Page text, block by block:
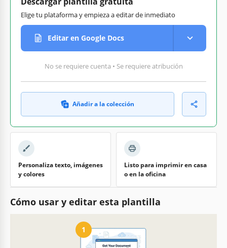
Elige tu plataforma y empieza a editar de inmediato
Editar en Google Docs
No se requiere cuenta • Se requiere atribución
Añadir a la colección
Personaliza texto, imágenes
y colores
Listo para imprimir en casa
o en la oficina
Cómo usar y editar esta plantilla
1